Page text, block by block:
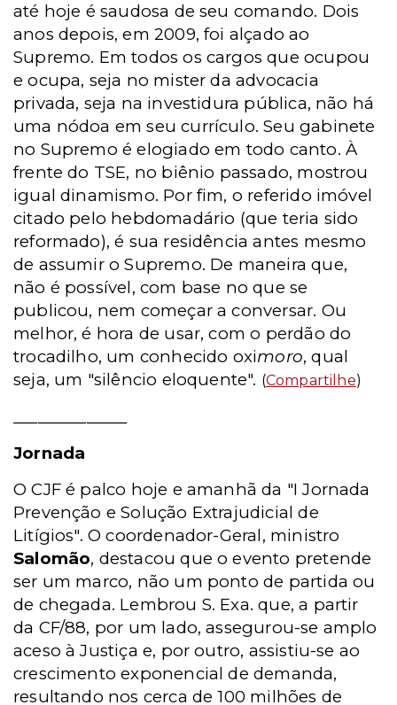
até hoje é saudosa de seu comando. Dois
anos depois, em 2009, foi alçado ao
Supremo. Em todos os cargos que ocupou
e ocupa, seja no mister da advocacia
privada, seja na investidura pública, não há
uma nódoa em seu currículo. Seu gabinete
no Supremo é elogiado em todo canto. À
frente do TSE, no biênio passado, mostrou
igual dinamismo. Por fim, o referido imóvel
citado pelo hebdomadário (que teria sido
reformado), é sua residência antes mesmo
de assumir o Supremo. De maneira que,
não é possível, com base no que se
publicou, nem começar a conversar. Ou
melhor, é hora de usar, com o perdão do
trocadilho, um conhecido oximoro, qual
seja, um "silêncio eloquente". (Compartilhe)
Jornada
O CJF é palco hoje e amanhã da "I Jornada
Prevenção e Solução Extrajudicial de
Litígios". O coordenador-Geral, ministro
Salomão, destacou que o evento pretende
ser um marco, não um ponto de partida ou
de chegada. Lembrou S. Exa. que, a partir
da CF/88, por um lado, assegurou-se amplo
aceso à Justiça e, por outro, assistiu-se ao
crescimento exponencial de demanda,
resultando nos cerca de 100 milhões de